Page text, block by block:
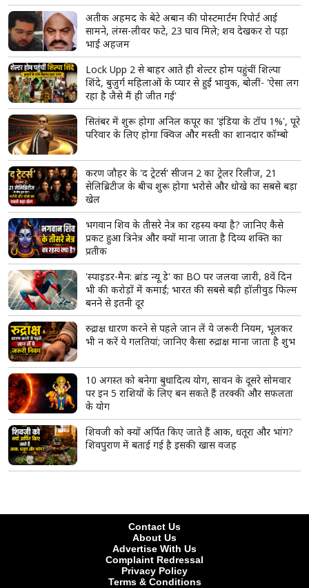
अतीक अहमद के बेटे अबान की पोस्टमार्टम रिपोर्ट आई
सामने, लंग्स-लीवर फटे, 23 घाव मिले; शव देखकर रो पड़ा
भाई अहजम
Lock Upp 2 से बाहर आते ही शेल्टर होम पहुंचीं शिल्पा
शिंदे, बुजुर्ग महिलाओं के प्यार से हुईं भावुक, बोलीं- 'ऐसा लग
रहा है जैसे मैं ही जीत गई'
सितंबर में शुरू होगा अनिल कपूर का 'इंडिया के टॉप 1%', पूरे
परिवार के लिए होगा क्विज और मस्ती का शानदार कॉम्बो
करण जौहर के 'द ट्रेटर्स' सीजन 2 का ट्रेलर रिलीज, 21
सेलिब्रिटीज के बीच शुरू होगा भरोसे और धोखे का सबसे बड़ा
खेल
भगवान शिव के तीसरे नेत्र का रहस्य क्या है? जानिए कैसे
प्रकट हुआ त्रिनेत्र और क्यों माना जाता है दिव्य शक्ति का
प्रतीक
'स्पाइडर-मैन: ब्रांड न्यू डे' का BO पर जलवा जारी, 8वें दिन
भी की करोड़ों में कमाई; भारत की सबसे बड़ी हॉलीवुड फिल्म
बनने से इतनी दूर
रुद्राक्ष धारण करने से पहले जान लें ये जरूरी नियम, भूलकर
भी न करें ये गलतियां; जानिए कैसा रुद्राक्ष माना जाता है शुभ
10 अगस्त को बनेगा बुधादित्य योग, सावन के दूसरे सोमवार
पर इन 5 राशियों के लिए बन सकते हैं तरक्की और सफलता
के योग
शिवजी को क्यों अर्पित किए जाते हैं आक, धतूरा और भांग?
शिवपुराण में बताई गई है इसकी खास वजह
Contact Us
About Us
Advertise With Us
Complaint Redressal
Privacy Policy
Terms & Conditions